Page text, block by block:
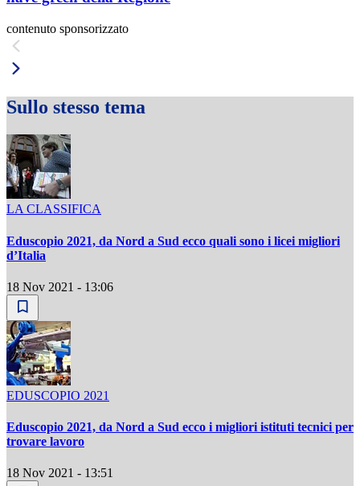
contenuto sponsorizzato
Sullo stesso tema
LA CLASSIFICA
Eduscopio 2021, da Nord a Sud ecco quali sono i licei migliori
d’Italia
18 Nov 2021 - 13:06
EDUSCOPIO 2021
Eduscopio 2021, da Nord a Sud ecco i migliori istituti tecnici per
trovare lavoro
18 Nov 2021 - 13:51